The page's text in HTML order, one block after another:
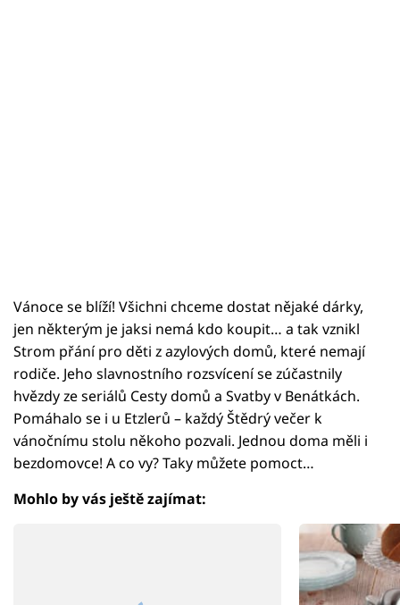
Vánoce se blíží! Všichni chceme dostat nějaké dárky,
jen některým je jaksi nemá kdo koupit… a tak vznikl
Strom přání pro děti z azylových domů, které nemají
rodiče. Jeho slavnostního rozsvícení se zúčastnily
hvězdy ze seriálů Cesty domů a Svatby v Benátkách.
Pomáhalo se i u Etzlerů – každý Štědrý večer k
vánočnímu stolu někoho pozvali. Jednou doma měli i
bezdomovce! A co vy? Taky můžete pomoct…
Mohlo by vás ještě zajímat: